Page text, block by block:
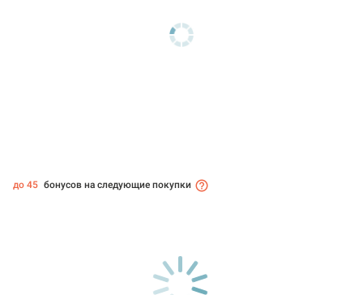
до 45 бонусов на следующие покупки